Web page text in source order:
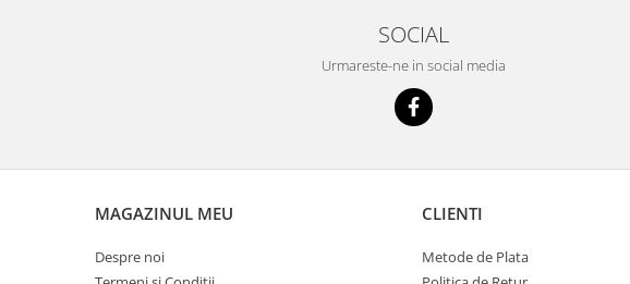
SOCIAL
Urmareste-ne in social media
MAGAZINUL MEU
Despre noi
CLIENTI
Metode de Plata